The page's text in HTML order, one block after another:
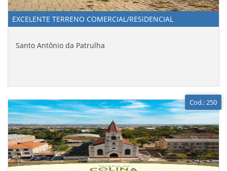
EXCELENTE TERRENO COMERCIAL/RESiDENCIAL
Santo Antônio da Patrulha
Cod.: 250